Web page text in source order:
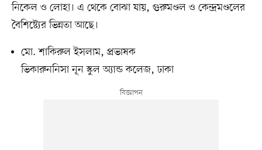
নিকেল ও লোহা। এ থেকে বোঝা যায়, গুরুমণ্ডল ও কেন্দ্রমণ্ডলের
বৈশিষ্ট্যের ভিন্নতা আছে।
মো. শাকিরুল ইসলাম, প্রভাষক
ভিকারুননিসা নূন স্কুল অ্যান্ড কলেজ, ঢাকা